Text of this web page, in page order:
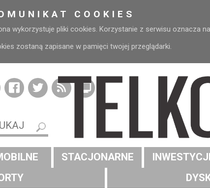
COOKIES
wykorzystuje pliki cookies. Korzystanie z serwisu oznacza
zostaną zapisane w pamięci twojej przeglądarki.
STACJONARNE